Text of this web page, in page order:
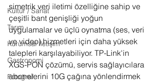
Kültür / Sanat
Tarım
Kurumsal İletişim
Gastronomi
Fotoğraf
simetrik veri iletimi özelliğine sahip ve
çeşitli bant genişliği yoğun
uygulamalar ve üçlü oynatma (ses, veri
ve video) hizmetleri için daha yüksek
talepleri karşılayabiliyor. TP-Link'in
XGS-PON çözümü, servis sağlayıcılara
abonelerini 10G çağına yönlendirmek